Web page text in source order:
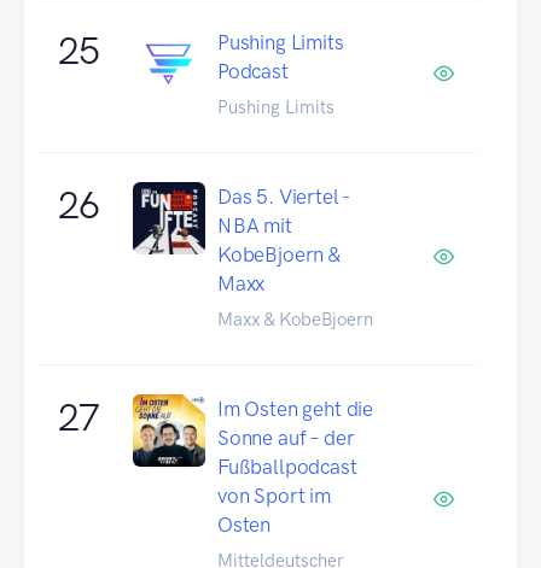
25
Pushing Limits
Podcast
Pushing Limits
26
Das 5. Viertel -
NBA mit
KobeBjoern &
Maxx
Maxx & KobeBjoern
27
Im Osten geht die
Sonne auf – der
Fußballpodcast
von Sport im
Osten
Mitteldeutscher